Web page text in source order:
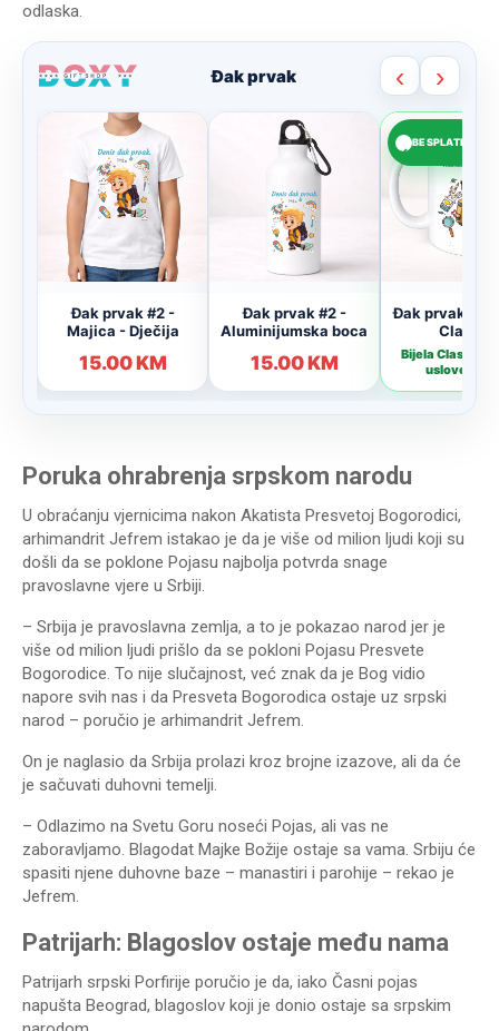
odlaska.
Poruka ohrabrenja srpskom narodu
U obraćanju vjernicima nakon Akatista Presvetoj Bogorodici,
arhimandrit Jefrem istakao je da je više od milion ljudi koji su
došli da se poklone Pojasu najbolja potvrda snage
pravoslavne vjere u Srbiji.
– Srbija je pravoslavna zemlja, a to je pokazao narod jer je
više od milion ljudi prišlo da se pokloni Pojasu Presvete
Bogorodice. To nije slučajnost, već znak da je Bog vidio
napore svih nas i da Presveta Bogorodica ostaje uz srpski
narod – poručio je arhimandrit Jefrem.
On je naglasio da Srbija prolazi kroz brojne izazove, ali da će
je sačuvati duhovni temelji.
– Odlazimo na Svetu Goru noseći Pojas, ali vas ne
zaboravljamo. Blagodat Majke Božije ostaje sa vama. Srbiju će
spasiti njene duhovne baze – manastiri i parohije – rekao je
Jefrem.
Patrijarh: Blagoslov ostaje među nama
Patrijarh srpski Porfirije poručio je da, iako Časni pojas
napušta Beograd, blagoslov koji je donio ostaje sa srpskim